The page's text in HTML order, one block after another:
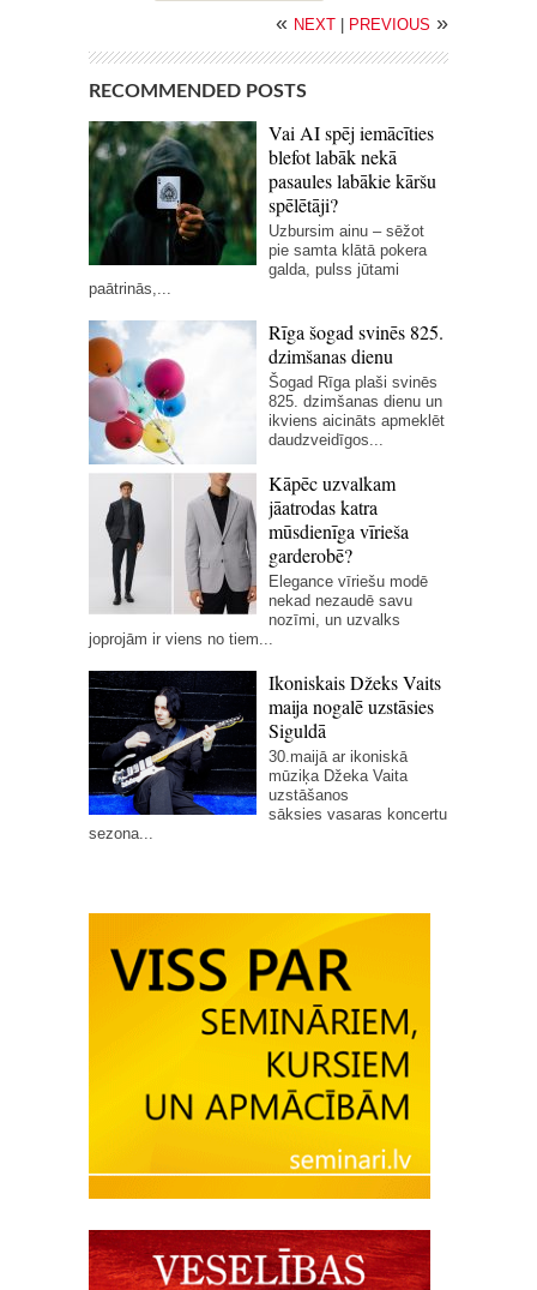
« NEXT PREVIOUS »
RECOMMENDED POSTS
Vai AI spēj iemācīties
blefot labāk nekā
pasaules labākie kāršu
spēlētāji?
Uzbursim ainu – sēžot
pie samta klātā pokera
galda, pulss jūtami
paātrinās,...
Rīga šogad svinēs 825.
dzimšanas dienu
Šogad Rīga plaši svinēs
825. dzimšanas dienu un
ikviens aicināts apmeklēt
daudzveidīgos...
Kāpēc uzvalkam
jāatrodas katra
mūsdienīga vīrieša
garderobē?
Elegance vīriešu modē
nekad nezaudē savu
nozīmi, un uzvalks
joprojām ir viens no tiem...
Ikoniskais Džeks Vaits
maija nogalē uzstāsies
Siguldā
30.maijā ar ikoniskā
mūziķa Džeka Vaita
uzstāšanos
sāksies vasaras koncertu
sezona...